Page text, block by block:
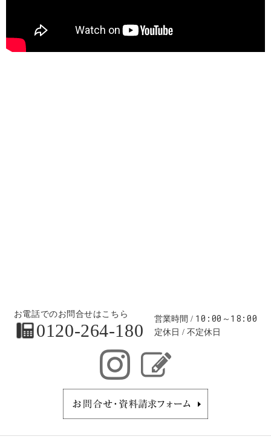
お電話でのお問合せはこちら
0120-264-180
営業時間 10:00～18:00
定休日 不定休日